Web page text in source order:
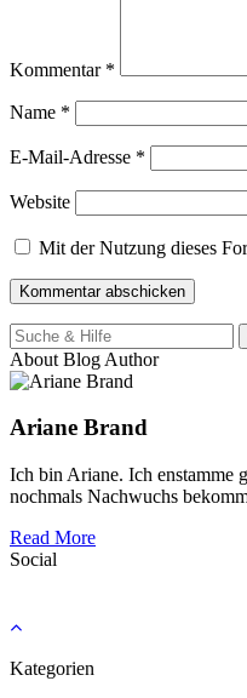
Kommentar *
Name *
E-Mail-Adresse *
Website
Mit der Nutzung dieses
Suche
für:
About Blog Author
Ariane Brand
Ich bin Ariane. Ich enstamme
nochmals Nachwuchs
Read More
Social
Kategorien